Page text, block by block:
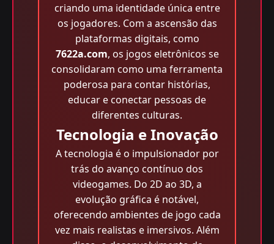
criando uma identidade única entre
os jogadores. Com a ascensão das
plataformas digitais, como
7622a.com, os jogos eletrônicos se
consolidaram como uma ferramenta
poderosa para contar histórias,
educar e conectar pessoas de
diferentes culturas.
Tecnologia e Inovação
A tecnologia é o impulsionador por
trás do avanço contínuo dos
videogames. Do 2D ao 3D, a
evolução gráfica é notável,
oferecendo ambientes de jogo cada
vez mais realistas e imersivos. Além